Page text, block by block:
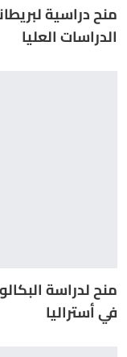
الدراسات العليا
في أستراليا